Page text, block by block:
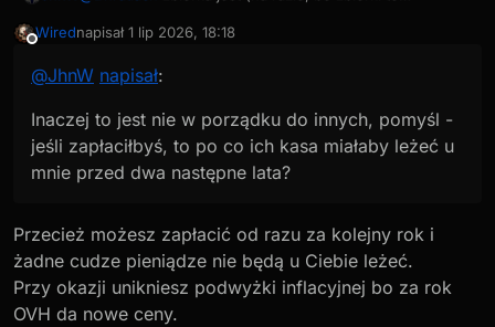
serwisu, tylko operatorzy płatności. Patronat pod tym
przewidywalności.
@Wired mam podpiętą kartę do OVH. Jak chciałeś płacić,
nawet umówić na zbiórkę. Inaczej to jest nie w porządku
miałaby leżeć u mnie przed dwa następne lata? Temu rok
do przodu i patronat jako zobowiązanie jest ok. Inna
rzecz, że nie widzi mi się dawać Ci faktur z moimi
wszystkimi danymi, a po numerze faktury też je
A co do anonimowości, to chyba zależy od
ustawień konta. Przy zbiórce niektórzy są anonimowi,
zależy kto czym się logował (pewnie gmail i tego typu
sprawy). Przy patronacie mam mniejsze pole
porównawcze ale wydaje się mi, że powinno to działać
Niedostępny
Wirednapisał1 lip 2026, 18:18
ostatnio edytowany przez Wired
@JhnW napisał:
Inaczej to jest nie w porządku do innych, pomyśl -
jeśli zapłaciłbyś, to po co ich kasa miałaby leżeć u
mnie przed dwa następne lata?
Przecież możesz zapłacić od razu za kolejny rok i
żadne cudze pieniądze nie będą u Ciebie leżeć.
Przy okazji unikniesz podwyżki inflacyjnej bo za rok
OVH da nowe ceny.